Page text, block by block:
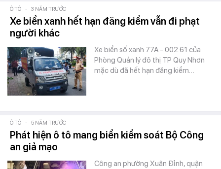
Ô TÔ - 3 NĂM TRƯỚC
Xe biển xanh hết hạn đăng kiểm vẫn đi phạt
người khác
Xe biển số xanh 77A - 002.61 của
Phòng Quản lý đô thị TP Quy Nhơn
mặc dù đã hết hạn đăng kiểm…
Ô TÔ - 5 NĂM TRƯỚC
Phát hiện ô tô mang biển kiểm soát Bộ Công
an giả mạo
Công an phường Xuân Đỉnh, quận